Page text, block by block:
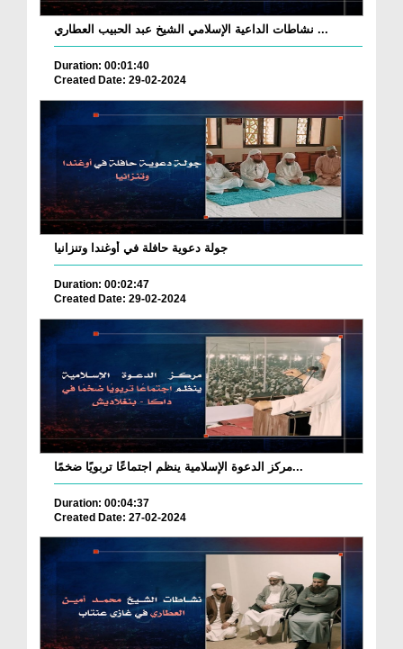
نشاطات الداعية الإسلامي الشيخ عبد الحبيب العطاري ...
Duration: 00:01:40
Created Date: 29-02-2024
جولة دعوية حافلة في أوغندا وتنزانيا
Duration: 00:02:47
Created Date: 29-02-2024
مركز الدعوة الإسلامية ينظم اجتماعًا تربويًا ضخمًا...
Duration: 00:04:37
Created Date: 27-02-2024